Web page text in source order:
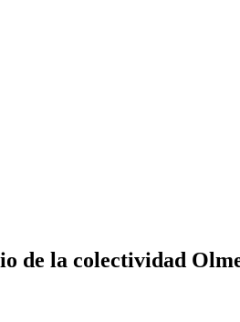
de la colectividad